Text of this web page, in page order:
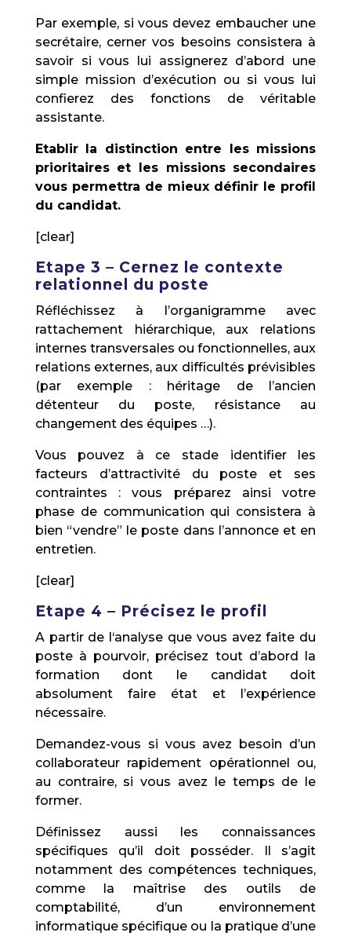
Par exemple, si vous devez embaucher une
secrétaire, cerner vos besoins consistera à
savoir si vous lui assignerez d’abord une
simple mission d’exécution ou si vous lui
confierez des fonctions de véritable
assistante.
Etablir la distinction entre les missions
prioritaires et les missions secondaires
vous permettra de mieux définir le profil
du candidat.
[clear]
Etape 3 – Cernez le contexte
relationnel du poste
Réfléchissez à l’organigramme avec
rattachement hiérarchique, aux relations
internes transversales ou fonctionnelles, aux
relations externes, aux difficultés prévisibles
(par exemple : héritage de l’ancien
détenteur du poste, résistance au
changement des équipes …).
Vous pouvez à ce stade identifier les
facteurs d’attractivité du poste et ses
contraintes : vous préparez ainsi votre
phase de communication qui consistera à
bien “vendre” le poste dans l’annonce et en
entretien.
[clear]
Etape 4 – Précisez le profil
A partir de l‘analyse que vous avez faite du
poste à pourvoir, précisez tout d’abord la
formation dont le candidat doit
absolument faire état et l’expérience
nécessaire.
Demandez-vous si vous avez besoin d’un
collaborateur rapidement opérationnel ou,
au contraire, si vous avez le temps de le
former.
Définissez aussi les connaissances
spécifiques qu’il doit posséder. Il s’agit
notamment des compétences techniques,
comme la maîtrise des outils de
comptabilité, d’un environnement
informatique spécifique ou la pratique d’une